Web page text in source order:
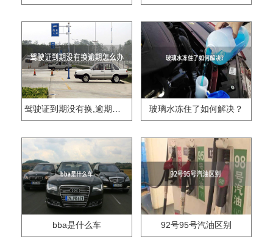
驾驶证到期没有换,逾期怎么办?? 玻璃水冻住了如何解决？
bba是什么车 92号95号汽油区别